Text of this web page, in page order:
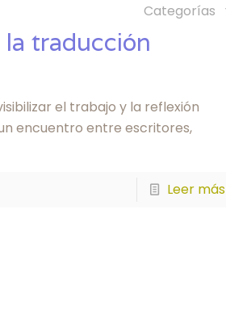
Categorías
la traducción
el trabajo y la reflexión
encuentro entre escritores,
Leer más